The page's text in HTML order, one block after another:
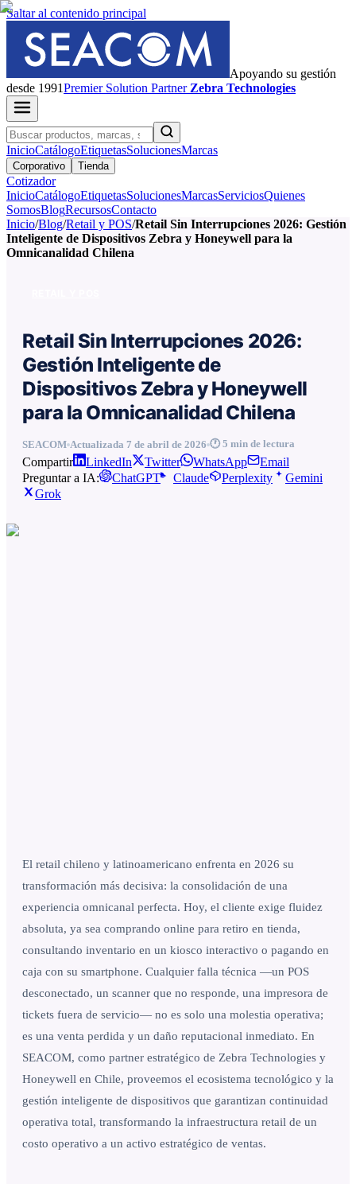
Saltar al contenido principal
Apoyando su gestión
desde 1991PremierSolution Partner Zebra Technologies
InicioCatálogoEtiquetasSolucionesMarcas
Corporativo Tienda
Cotizador
InicioCatálogoEtiquetasSolucionesMarcasServiciosQuienes
SomosBlogRecursosContacto
Inicio/Blog/Retail y POS/Retail Sin Interrupciones 2026: Gestión
Inteligente de Dispositivos Zebra y Honeywell para la
Omnicanalidad Chilena
Retail Sin Interrupciones 2026:
Gestión Inteligente de
Dispositivos Zebra y Honeywell
para la Omnicanalidad Chilena
SEACOM Actualizada 7 de abril de 2026 🕐 5 min de lectura
Compartir LinkedIn Twitter WhatsApp
Email
Preguntar a IA:
ChatGPT Claude Perplexity
Gemini
Grok
El retail chileno y latinoamericano enfrenta en 2026 su
transformación más decisiva: la consolidación de una
experiencia omnicanal perfecta. Hoy, el cliente exige fluidez
absoluta, ya sea comprando online para retiro en tienda,
consultando inventario en un kiosco interactivo o pagando en
caja con su smartphone. Cualquier falla técnica —un POS
desconectado, un scanner que no responde, una impresora de
tickets fuera de servicio— no es solo una molestia operativa;
es una venta perdida y un daño reputacional inmediato. En
SEACOM, como partner estratégico de Zebra Technologies y
Honeywell en Chile, proveemos el ecosistema tecnológico y la
gestión inteligente de dispositivos que garantizan continuidad
operativa total, transformando la infraestructura retail de un
costo operativo a un activo estratégico de ventas.